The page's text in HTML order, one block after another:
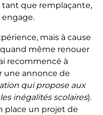
que remplaçante,
engage.
mais à cause
quand même renouer
recommencé à
une annonce de
qui propose aux
inégalités scolaires).
place un projet de